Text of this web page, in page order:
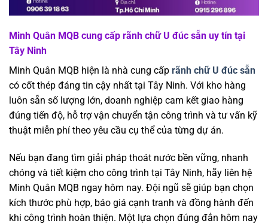
Minh Quân MQB cung cấp rãnh chữ U đúc sẵn uy tín tại
Tây Ninh
Minh Quân MQB hiện là nhà cung cấp rãnh chữ U đúc sẵn
có cốt thép đáng tin cậy nhất tại Tây Ninh. Với kho hàng
luôn sẵn số lượng lớn, doanh nghiệp cam kết giao hàng
đúng tiến độ, hỗ trợ vận chuyển tận công trình và tư vấn kỹ
thuật miễn phí theo yêu cầu cụ thể của từng dự án.
Nếu bạn đang tìm giải pháp thoát nước bền vững, nhanh
chóng và tiết kiệm cho công trình tại Tây Ninh, hãy liên hệ
Minh Quân MQB ngay hôm nay. Đội ngũ sẽ giúp bạn chọn
kích thước phù hợp, báo giá cạnh tranh và đồng hành đến
khi công trình hoàn thiện. Một lựa chọn đúng đắn hôm nay